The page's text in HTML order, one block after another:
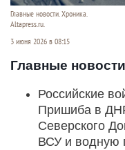
Главные новости. Хроника.
Altapress.ru.
3 июня 2026 в 08:15
Главные новости
Российские
Пришиба в
Северского
ВСУ и водную